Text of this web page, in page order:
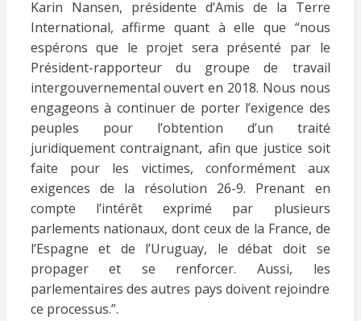
Karin Nansen, présidente d’Amis de la Terre
International, affirme quant à elle que “nous
espérons que le projet sera présenté par le
Président-rapporteur du groupe de travail
intergouvernemental ouvert en 2018. Nous nous
engageons à continuer de porter l’exigence des
peuples pour l’obtention d’un traité
juridiquement contraignant, afin que justice soit
faite pour les victimes, conformément aux
exigences de la résolution 26-9. Prenant en
compte l’intérêt exprimé par plusieurs
parlements nationaux, dont ceux de la France, de
l’Espagne et de l’Uruguay, le débat doit se
propager et se renforcer. Aussi, les
parlementaires des autres pays doivent rejoindre
ce processus.”.